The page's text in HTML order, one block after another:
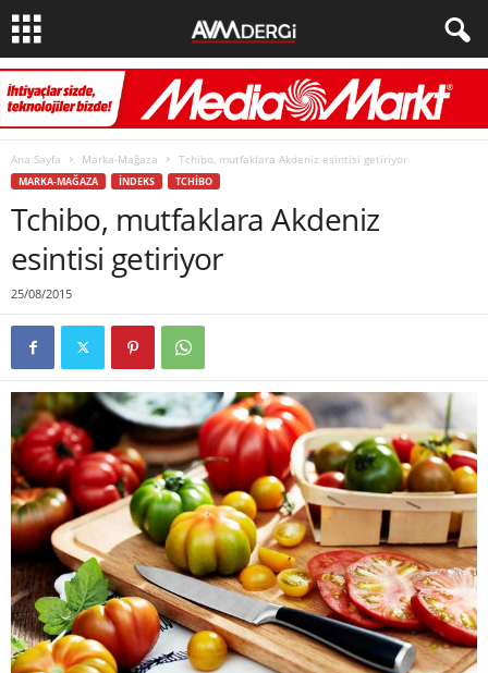
Ana Sayfa Marka-Mağaza Tchibo, mutfaklara Akdeniz esintisi getiriyor
MARKA-MAĞAZA İNDEKS TCHIBO
Tchibo, mutfaklara Akdeniz
esintisi getiriyor
25/08/2015